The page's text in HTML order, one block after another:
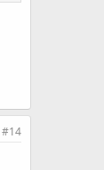
#14